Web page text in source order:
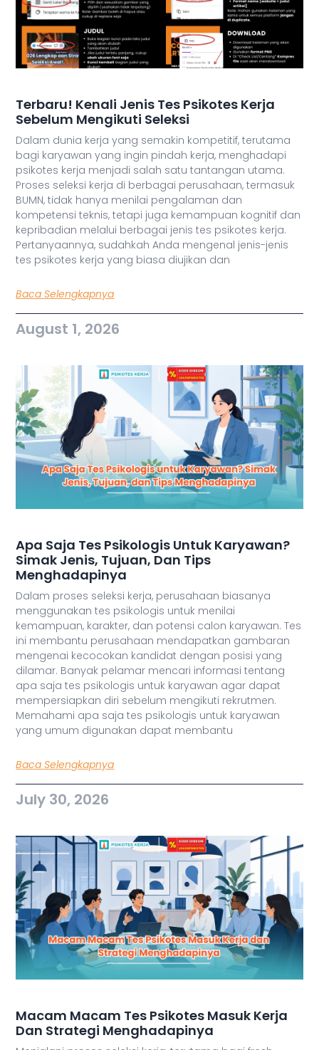
Terbaru! Kenali Jenis Tes Psikotes Kerja
Sebelum Mengikuti Seleksi
Dalam dunia kerja yang semakin kompetitif, terutama
bagi karyawan yang ingin pindah kerja, menghadapi
psikotes kerja menjadi salah satu tantangan utama.
Proses seleksi kerja di berbagai perusahaan, termasuk
BUMN, tidak hanya menilai pengalaman dan
kompetensi teknis, tetapi juga kemampuan kognitif dan
kepribadian melalui berbagai jenis tes psikotes kerja.
Pertanyaannya, sudahkah Anda mengenal jenis-jenis
tes psikotes kerja yang biasa diujikan dan
Baca Selengkapnya
August 1, 2026
Apa Saja Tes Psikologis Untuk Karyawan?
Simak Jenis, Tujuan, Dan Tips
Menghadapinya
Dalam proses seleksi kerja, perusahaan biasanya
menggunakan tes psikologis untuk menilai
kemampuan, karakter, dan potensi calon karyawan. Tes
ini membantu perusahaan mendapatkan gambaran
mengenai kecocokan kandidat dengan posisi yang
dilamar. Banyak pelamar mencari informasi tentang
apa saja tes psikologis untuk karyawan agar dapat
mempersiapkan diri sebelum mengikuti rekrutmen.
Memahami apa saja tes psikologis untuk karyawan
yang umum digunakan dapat membantu
Baca Selengkapnya
July 30, 2026
Macam Macam Tes Psikotes Masuk Kerja
Dan Strategi Menghadapinya